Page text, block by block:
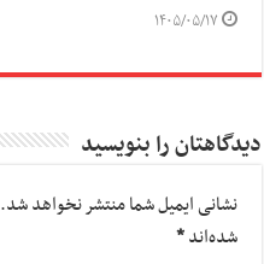
۱۴۰۵/۰۵/۱۷
دیدگاهتان را بنویسید
نشانی ایمیل شما منتشر نخواهد شد.
شده‌اند*